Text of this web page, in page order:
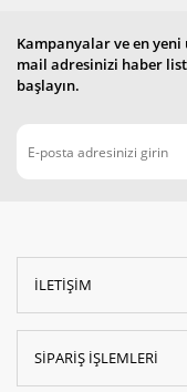
Kampanyalar ve en
mail adresinizi haber
başlayın.
İLETİŞİM
SİPARİŞ İŞLEMLERİ